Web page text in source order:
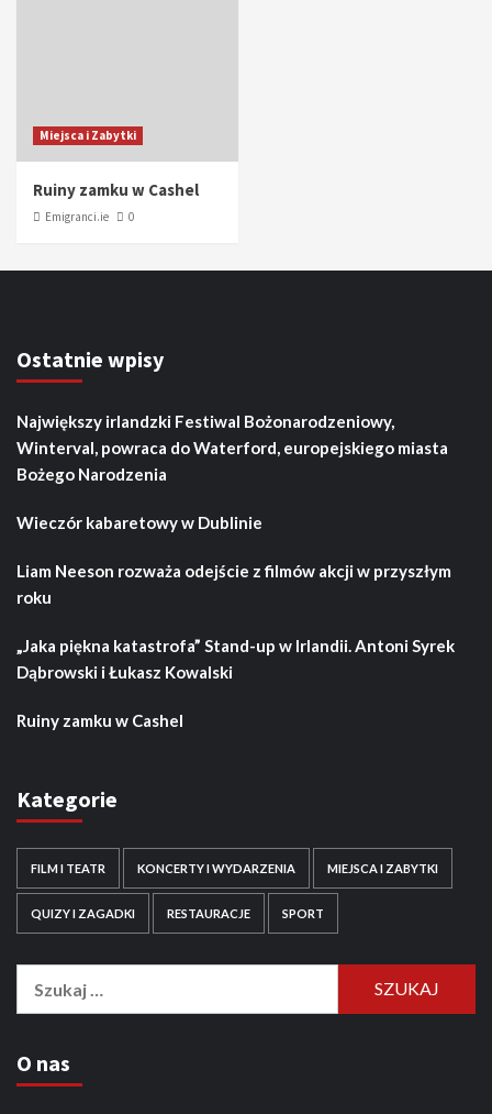
Miejsca i Zabytki
Ruiny zamku w Cashel
Emigranci.ie 0
Ostatnie wpisy
Największy irlandzki Festiwal Bożonarodzeniowy,
Winterval, powraca do Waterford, europejskiego miasta
Bożego Narodzenia
Wieczór kabaretowy w Dublinie
Liam Neeson rozważa odejście z filmów akcji w przyszłym
roku
„Jaka piękna katastrofa” Stand-up w Irlandii. Antoni Syrek
Dąbrowski i Łukasz Kowalski
Ruiny zamku w Cashel
Kategorie
FILM I TEATR KONCERTY I WYDARZENIA MIEJSCA I ZABYTKI
QUIZY I ZAGADKI RESTAURACJE SPORT
O nas